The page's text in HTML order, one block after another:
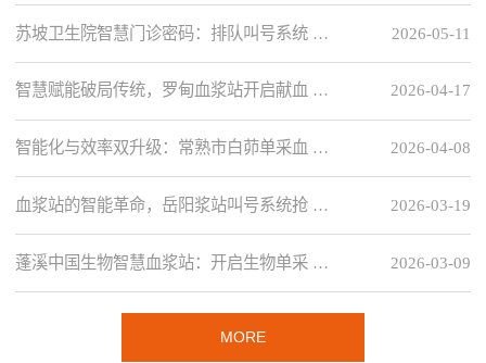
2026-05-11
苏坡卫生院智慧门诊密码：排队叫号系统 …
2026-04-17
智慧赋能破局传统，罗甸血浆站开启献血 …
2026-04-08
智能化与效率双升级：常熟市白茆单采血 …
2026-03-19
血浆站的智能革命，岳阳浆站叫号系统抢 …
2026-03-09
蓬溪中国生物智慧血浆站：开启生物单采 …
MORE